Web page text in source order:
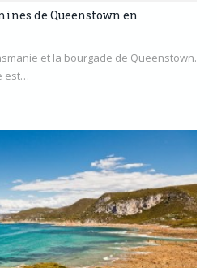
de Queenstown en
et la bourgade de Queenstown.
est…